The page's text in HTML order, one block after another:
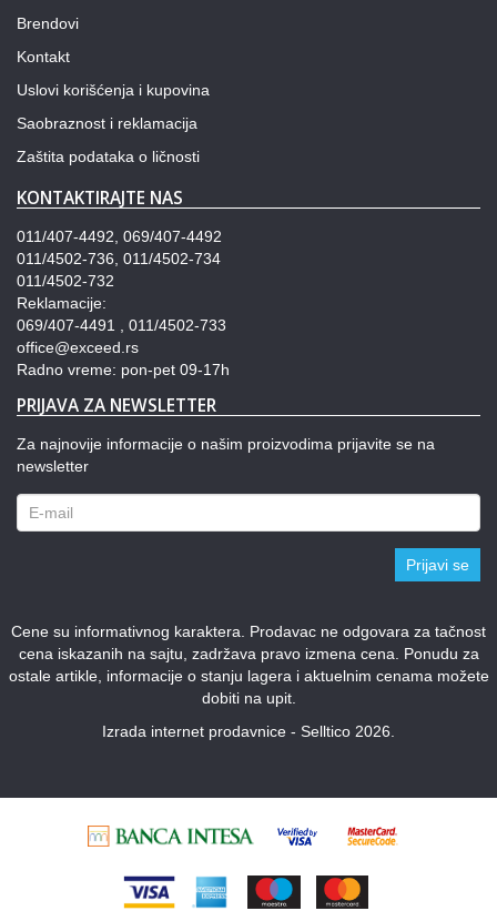
Brendovi
Kontakt
Uslovi korišćenja i kupovina
Saobraznost i reklamacija
Zaštita podataka o ličnosti
KONTAKTIRAJTE NAS
011/407-4492, 069/407-4492
011/4502-736, 011/4502-734
011/4502-732
Reklamacije:
069/407-4491 , 011/4502-733
office@exceed.rs
Radno vreme: pon-pet 09-17h
PRIJAVA ZA NEWSLETTER
Za najnovije informacije o našim proizvodima prijavite se na
newsletter
Prijavi se
Cene su informativnog karaktera. Prodavac ne odgovara za tačnost
cena iskazanih na sajtu, zadržava pravo izmena cena. Ponudu za
ostale artikle, informacije o stanju lagera i aktuelnim cenama možete
dobiti na upit.
Izrada internet prodavnice - Selltico 2026.